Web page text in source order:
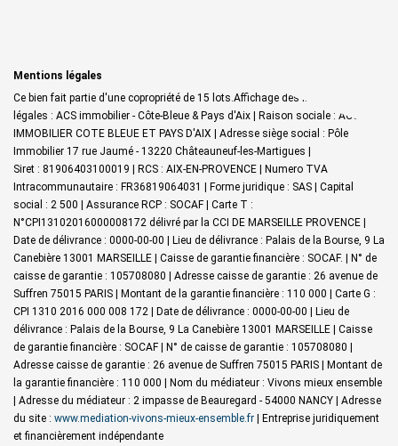
Mentions légales
Ce bien fait partie d'une copropriété de 15 lots.Affichage des informations
légales : ACS immobilier - Côte-Bleue & Pays d'Aix | Raison sociale : ACS
IMMOBILIER COTE BLEUE ET PAYS D'AIX | Adresse siège social : Pôle
Immobilier 17 rue Jaumé - 13220 Châteauneuf-les-Martigues |
Siret : 81906403100019 | RCS : AIX-EN-PROVENCE | Numero TVA
Intracommunautaire : FR36819064031 | Forme juridique : SAS | Capital
social : 2 500 | Assurance RCP : SOCAF | Carte T :
N°CPI13102016000008172 délivré par la CCI DE MARSEILLE PROVENCE |
Date de délivrance : 0000-00-00 | Lieu de délivrance : Palais de la Bourse, 9 La
Canebière 13001 MARSEILLE | Caisse de garantie financière : SOCAF. | N° de
caisse de garantie : 105708080 | Adresse caisse de garantie : 26 avenue de
Suffren 75015 PARIS | Montant de la garantie financière : 110 000 | Carte G :
CPI 1310 2016 000 008 172 | Date de délivrance : 0000-00-00 | Lieu de
délivrance : Palais de la Bourse, 9 La Canebière 13001 MARSEILLE | Caisse
de garantie financière : SOCAF | N° de caisse de garantie : 105708080 |
Adresse caisse de garantie : 26 avenue de Suffren 75015 PARIS | Montant de
la garantie financière : 110 000 | Nom du médiateur : Vivons mieux ensemble
| Adresse du médiateur : 2 impasse de Beauregard - 54000 NANCY | Adresse
du site : www.mediation-vivons-mieux-ensemble.fr | Entreprise juridiquement
et financièrement indépendante